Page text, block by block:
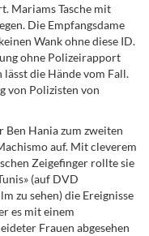
Mariams Tasche mit
Die Empfangsdame
Wank ohne diese ID.
ohne Polizeirapport
die Hände vom Fall.
von Polizisten von
Ben Hania zum zweiten
auf. Mit cleverem
Zeigefinger rollte sie
(auf DVD
zu sehen) die Ereignisse
es mit einem
Frauen abgesehen